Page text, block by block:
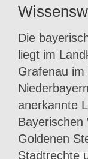
Die
liegt im
Grafenau im
anerkannte
Bayerischen
Goldenen
Stadtrechte